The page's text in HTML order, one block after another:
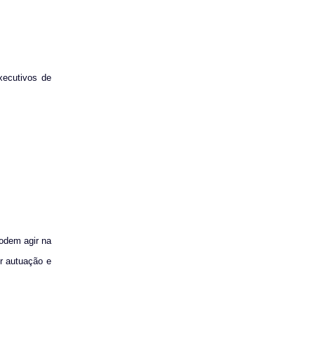
de
agir na
autuação e